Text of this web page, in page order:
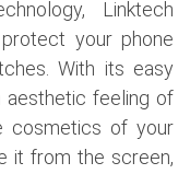
Linktech
your phone
With its easy
aesthetic feeling of
cosmetics of your
it from the screen,